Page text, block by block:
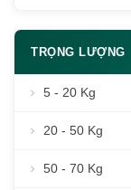
TRỌNG LƯỢNG
5 - 20 Kg
20 - 50 Kg
50 - 70 Kg